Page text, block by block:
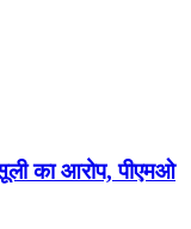
का आरोप, पीएमओ